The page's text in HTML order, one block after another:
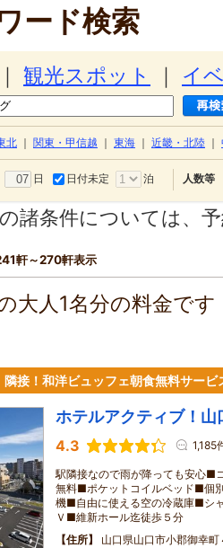
ード検索
観光スポット イ
北 関東・甲信越 東海 近畿・北陸
日 日付未定 泊 人数等
諸条件については、
軒～270軒表示
大人1名分の料金で
接！和洋ビュッフェ朝食無料サービ
ホテルアクティブ！山
4.3 1,185
駅隣接なので雨が降っても安心■
無料■ポケットコイルベッド■個
機■自由に使える空の冷蔵庫■シ
Ｖ■維新ホール迄徒歩５分
住所
山口県山口市小郡御幸町